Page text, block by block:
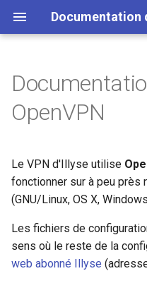
Documentation
l
i
s
FTTH OHB
Avant de commencer
Exemples de configuration.
Pour les débutants
Documentation utilisateur
pour le service xDSL Illyse
OpenVPN
Le VPN d'Illyse utilise
fonctionner sur à peu près
(GNU/Linux, OS X,
Les fichiers de
sens où le reste de la
web abonné Illyse